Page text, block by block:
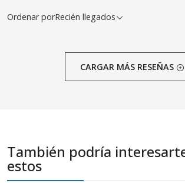
Ordenar porRecién llegados
CARGAR MÁS RESEÑAS
También podría
estos